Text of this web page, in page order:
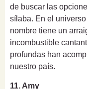
de buscar las
sílaba. En el
nombre tiene un
incombustible
profundas han
nuestro país.
11. Amy